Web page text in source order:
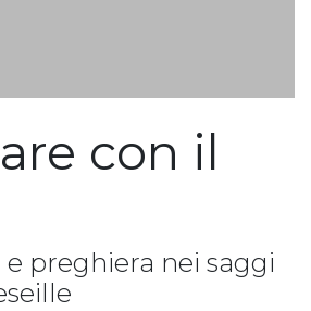
con il
preghiera nei saggi